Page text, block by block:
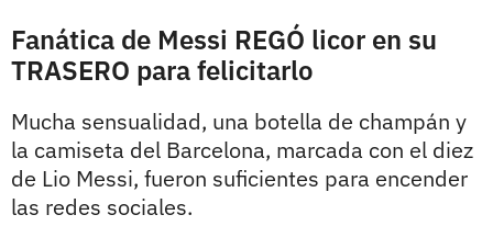
Fanática de Messi REGÓ licor en su
TRASERO para felicitarlo
Mucha sensualidad, una botella de champán y
la camiseta del Barcelona, marcada con el diez
de Lio Messi, fueron suficientes para encender
las redes sociales.